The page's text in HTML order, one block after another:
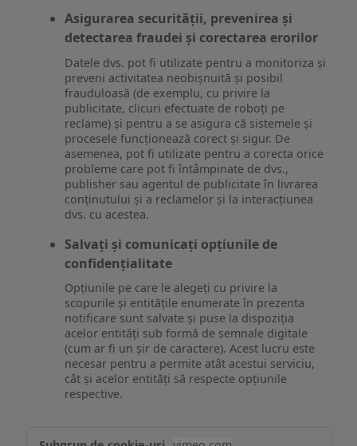
Asigurarea securității, prevenirea și
detectarea fraudei și corectarea erorilor
Datele dvs. pot fi utilizate pentru a monitoriza și
preveni activitatea neobișnuită și posibil
frauduloasă (de exemplu, cu privire la
publicitate, clicuri efectuate de roboți pe
reclame) și pentru a se asigura că sistemele și
procesele funcționează corect și sigur. De
asemenea, pot fi utilizate pentru a corecta orice
probleme care pot fi întâmpinate de dvs.,
publisher sau agentul de publicitate în livrarea
conținutului și a reclamelor și la interacțiunea
dvs. cu acestea.
Salvați și comunicați opțiunile de
confidențialitate
Opțiunile pe care le alegeți cu privire la
scopurile și entitățile enumerate în prezenta
notificare sunt salvate și puse la dispoziția
acelor entități sub formă de semnale digitale
(cum ar fi un șir de caractere). Acest lucru este
necesar pentru a permite atât acestui serviciu,
cât și acelor entități să respecte opțiunile
respective.
Asigurarea